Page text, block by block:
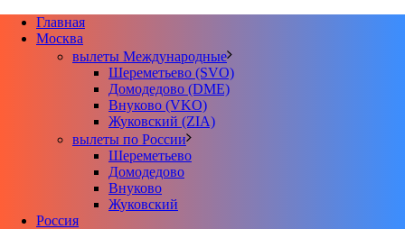
Главная
Москва
вылеты Международные
Шереметьево (SVO)
Домодедово (DME)
Внуково (VKO)
Жуковский (ZIA)
вылеты по России
Шереметьево
Домодедово
Внуково
Жуковский
Россия